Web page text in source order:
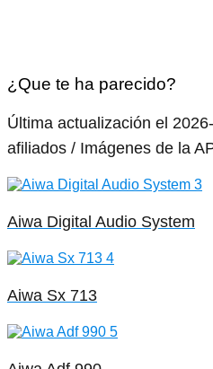
¿Que te ha parecido?
Última actualización el
afiliados / Imágenes de la
Aiwa Digital Audio System
Aiwa Sx 713